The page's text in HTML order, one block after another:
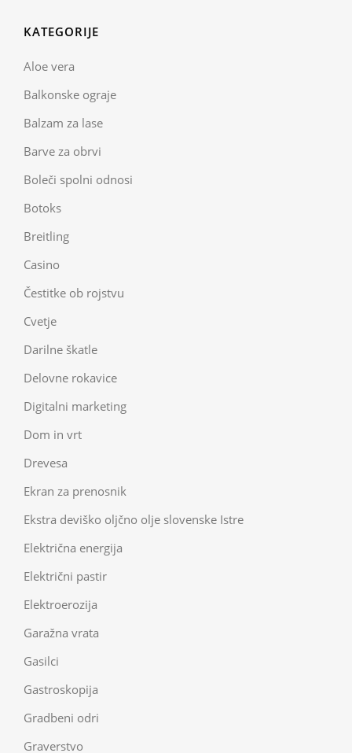
KATEGORIJE
Aloe vera
Balkonske ograje
Balzam za lase
Barve za obrvi
Boleči spolni odnosi
Botoks
Breitling
Casino
Čestitke ob rojstvu
Cvetje
Darilne škatle
Delovne rokavice
Digitalni marketing
Dom in vrt
Drevesa
Ekran za prenosnik
Ekstra deviško oljčno olje slovenske Istre
Električna energija
Električni pastir
Elektroerozija
Garažna vrata
Gasilci
Gastroskopija
Gradbeni odri
Graverstvo